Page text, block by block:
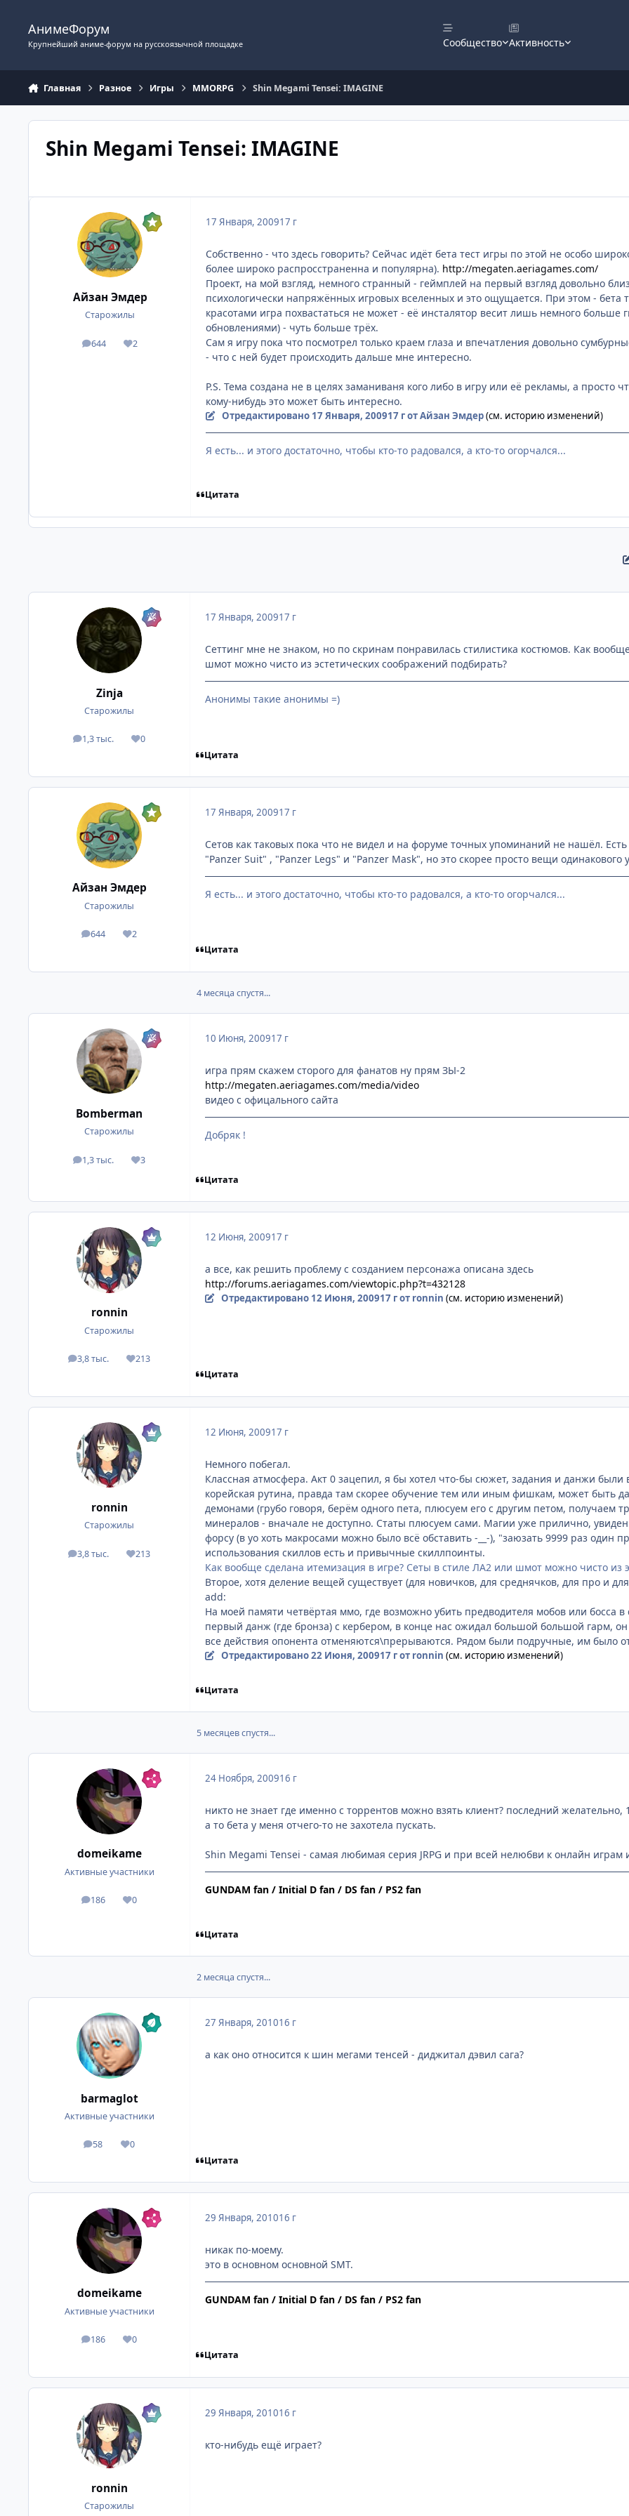
АнимеФорум
Крупнейший аниме-форум на русскоязычной площадке Сообщество Активность
Главная Разное Игры MMORPG Shin Megami Tensei: IMAGINE
Shin Megami Tensei: IMAGINE
Айзан Эмдер
Старожилы
644
посты 2
Репутация
17 Января, 200917 г
Собственно - что здесь говорить? Сейчас идёт бета тест игры по этой не особо
более широко распросстраненна и популярна). http://megaten.aeriagames.com/
Проект, на мой взгляд, немного странный - геймплей на первый взгляд довольно
психологически напряжённых игровых вселенных и это ощущается. При этом - бета
красотами игра похвастаться не может - её инсталятор весит лишь немного больше
обновлениями) - чуть больше трёх.
Сам я игру пока что посмотрел только краем глаза и впечатления довольно
- что с ней будет происходить дальше мне интересно.
P.S. Тема создана не в целях заманиваня кого либо в игру или её рекламы, а
кому-нибудь это может быть интересно.
Отредактировано 17 Января, 200917 гот Айзан Эмдер(см. историю изменений)
Я есть... и этого достаточно, чтобы кто-то радовался, а кто-то огорчался...
Цитата
Zinja
Старожилы
1,3 тыс.
посты 0
Репутация
17 Января, 200917 г
Сеттинг мне не знаком, но по скринам понравилась стилистика костюмов. Как
шмот можно чисто из эстетических соображений подбирать?
Анонимы такие анонимы =)
Цитата
Айзан Эмдер
Старожилы
644
посты 2
Репутация
17 Января, 200917 г
Сетов как таковых пока что не видел и на форуме точных упоминаний не нашёл.
"Panzer Suit" , "Panzer Legs" и "Panzer Mask", но это скорее просто вещи одинакового
Я есть... и этого достаточно, чтобы кто-то радовался, а кто-то огорчался...
Цитата
4 месяца спустя...
Bomberman
Старожилы
1,3 тыс.
посты 3
Репутация
10 Июня, 200917 г
игра прям скажем сторого для фанатов ну прям ЗЫ-2
http://megaten.aeriagames.com/media/video
видео с офицального сайта
Добряк !
Цитата
ronnin
Старожилы
3,8 тыс.
посты 213
Репутация
12 Июня, 200917 г
а все, как решить проблему с созданием персонажа описана здесь
http://forums.aeriagames.com/viewtopic.php?t=432128
Отредактировано 12 Июня, 200917 гот ronnin (см. историю изменений)
Цитата
ronnin
Старожилы
3,8 тыс.
посты 213
Репутация
12 Июня, 200917 г
Немного побегал.
Классная атмосфера. Акт 0 зацепил, я бы хотел что-бы сюжет, задания и данжи были
корейская рутина, правда там скорее обучение тем или иным фишкам, может быть
демонами (грубо говоря, берём одного пета, плюсуем его с другим петом, получаем
минералов - вначале не доступно. Статы плюсуем сами. Магии уже прилично,
форсу (в уо хоть макросами можно было всё обставить -__-), "заюзать 9999 раз один
использования скиллов есть и привычные скиллпоинты.
Как вообще сделана итемизация в игре? Сеты в стиле ЛА2 или шмот можно чисто из
Второе, хотя деление вещей существует (для новичков, для среднячков, для про и
add:
На моей памяти четвёртая ммо, где возможно убить предводителя мобов или босса
первый данж (где бронза) с кербером, в конце нас ожидал большой большой гарм, он
все действия опонента отменяются\прерываются. Рядом были подручные, им было
Отредактировано22 Июня, 200917 гот ronnin (см. историю изменений)
Цитата
5 месяцев спустя...
domeikame
Активные участники
186
посты 0
Репутация
24 Ноября, 200916 г
никто не знает где именно с торрентов можно взять клиент? последний желательно,
а то бета у меня отчего-то не захотела пускать.
Shin Megami Tensei - самая любимая серия JRPG и при всей нелюбви к онлайн играм
GUNDAM fan / Initial D fan / DS fan / PS2 fan
Цитата
2 месяца спустя...
barmaglot
Активные участники
58
посты 0
Репутация
27 Января, 201016 г
а как оно относится к шин мегами тенсей - диджитал дэвил сага?
Цитата
domeikame
Активные участники
186
посты 0
Репутация
29 Января, 201016 г
никак по-моему.
это в основном основной SMT.
GUNDAM fan / Initial D fan / DS fan / PS2 fan
Цитата
ronnin
Старожилы
29 Января, 201016 г
кто-нибудь ещё играет?